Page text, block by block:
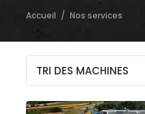
Accueil / Nos services